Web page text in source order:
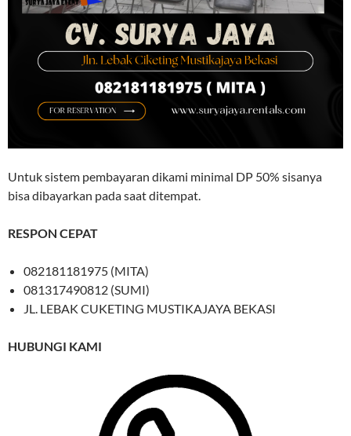
Untuk sistem pembayaran dikami minimal DP 50% sisanya
bisa dibayarkan pada saat ditempat.
RESPON CEPAT
082181181975 (MITA)
081317490812 (SUMI)
JL. LEBAK CUKETING MUSTIKAJAYA BEKASI
HUBUNGI KAMI